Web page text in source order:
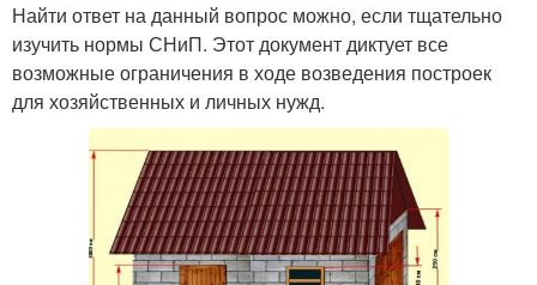
Найти ответ на данный вопрос можно, если тщательно
изучить нормы СНиП. Этот документ диктует все
возможные ограничения в ходе возведения построек
для хозяйственных и личных нужд.